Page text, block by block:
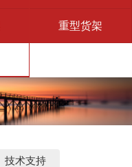
重型货架
技术支持